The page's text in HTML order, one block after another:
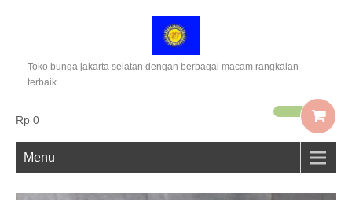
Toko bunga jakarta selatan dengan berbagai macam rangkaian
terbaik
Rp 0
Menu